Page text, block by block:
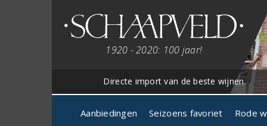
1920 - 2020: 100 jaar!
Directe import van de beste wijnen.
Aanbiedingen Seizoens favoriet Rode